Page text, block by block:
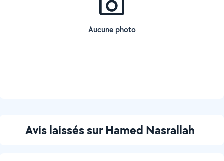
Aucune photo
Avis laissés sur Hamed Nasrallah